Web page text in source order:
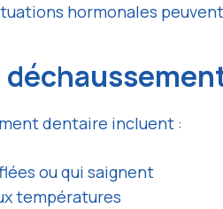
hormonales
dentaire incluent :
ou qui saignent
températures